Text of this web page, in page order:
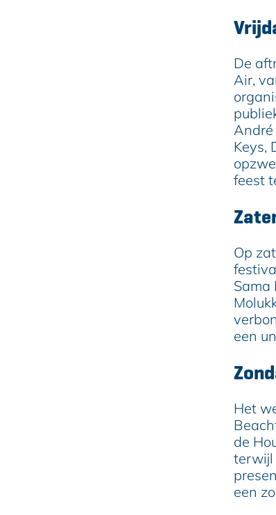
De
Air,
André
Keys,
feest
Op
Sama
een
Het
de
terwijl
een